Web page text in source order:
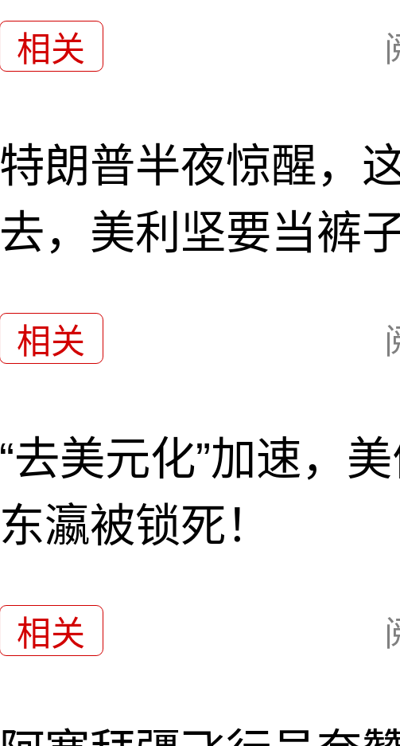
相关
特朗普半夜惊醒，
去，美利坚要当裤
相关
“去美元化”加速，
东瀛被锁死！
相关